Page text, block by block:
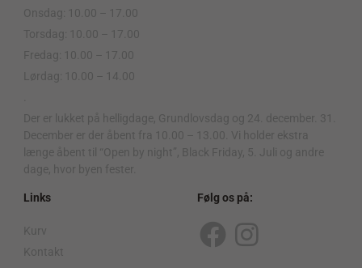
Onsdag: 10.00 – 17.00
Torsdag: 10.00 – 17.00
Fredag: 10.00 – 17.00
Lørdag: 10.00 – 14.00
Der er lukket på helligdage, Grundlovsdag og 24. december. 31.
December er der åbent fra 10.00 – 13.00. Vi holder ekstra
længe åbent til “Open by night”, Black Friday, 5. Juli og andre
dage, hvor byen fester.
Links
Kurv
Kontakt
Følg os på:
F
I